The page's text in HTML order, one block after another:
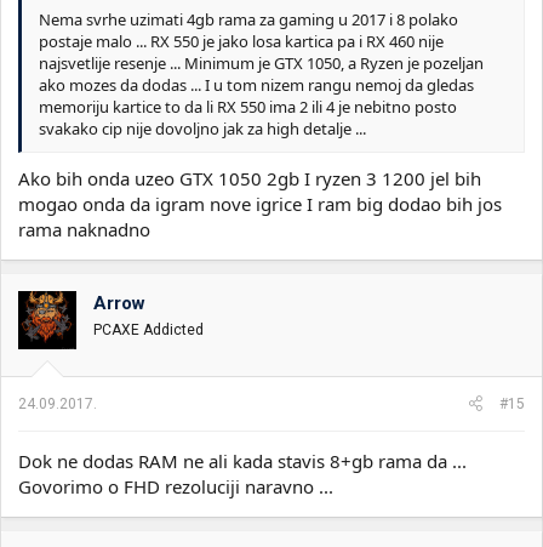
Nema svrhe uzimati 4gb rama za gaming u 2017 i 8 polako
postaje malo ... RX 550 je jako losa kartica pa i RX 460 nije
najsvetlije resenje ... Minimum je GTX 1050, a Ryzen je pozeljan
ako mozes da dodas ... I u tom nizem rangu nemoj da gledas
memoriju kartice to da li RX 550 ima 2 ili 4 je nebitno posto
svakako cip nije dovoljno jak za high detalje ...
Ako bih onda uzeo GTX 1050 2gb I ryzen 3 1200 jel bih
mogao onda da igram nove igrice I ram big dodao bih jos
rama naknadno
Arrow
PCAXE Addicted
24.09.2017. #15
Dok ne dodas RAM ne ali kada stavis 8+gb rama da ...
Govorimo o FHD rezoluciji naravno ...